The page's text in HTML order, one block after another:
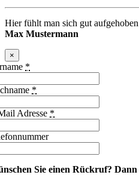
Hier fühlt man sich gut
Max Mustermann
×
*
*
Adresse *
Sie einen Rückruf? Dann